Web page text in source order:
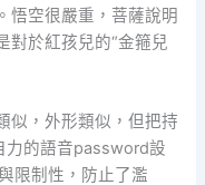
悟空很嚴重，菩薩說明
對於紅孩兒的“金箍兒
似，外形類似，但把持
力的語音password設
限制性，防止了濫